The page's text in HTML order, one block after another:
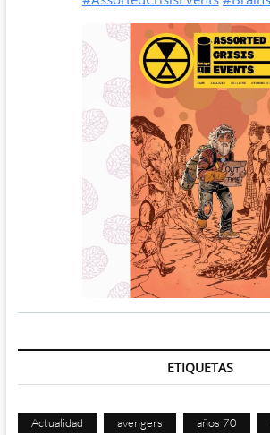
ETIQUETAS
Actualidad avengers años 70